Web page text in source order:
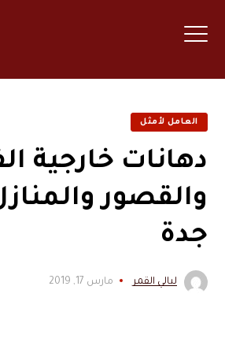
العامل لأمثل
دهانات خارجية
والقصور
جدة
ليالي القمر مارس 17, 2019